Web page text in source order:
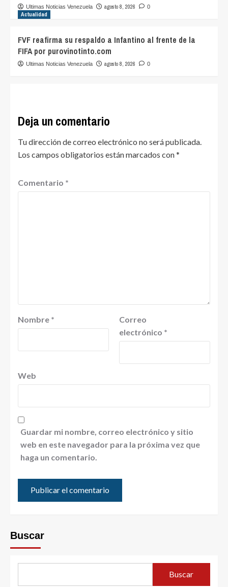
Ultimas Noticias Venezuela agosto 8, 2026 0
Actualidad
FVF reafirma su respaldo a Infantino al frente de la
FIFA por purovinotinto.com
Ultimas Noticias Venezuela agosto 8, 2026 0
Deja un comentario
Tu dirección de correo electrónico no será publicada.
Los campos obligatorios están marcados con*
Comentario *
Nombre *
Correo
electrónico *
Web
Guardar mi nombre, correo electrónico y sitio
web en este navegador para la próxima vez que
haga un comentario.
Buscar
Buscar